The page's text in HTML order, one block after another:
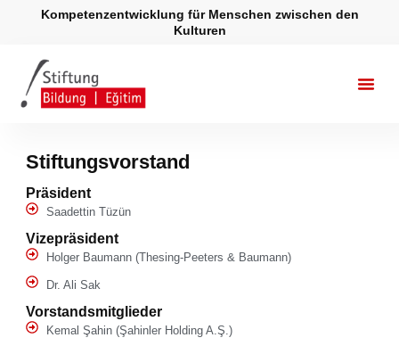
Kompetenzentwicklung für Menschen zwischen den
Kulturen
Stiftungsvorstand
Präsident
Saadettin Tüzün
Vizepräsident
Holger Baumann (Thesing-Peeters & Baumann)
Dr. Ali Sak
Vorstandsmitglieder
Kemal Şahin (Şahinler Holding A.Ş.)